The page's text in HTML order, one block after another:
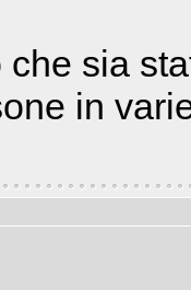
che sia
in